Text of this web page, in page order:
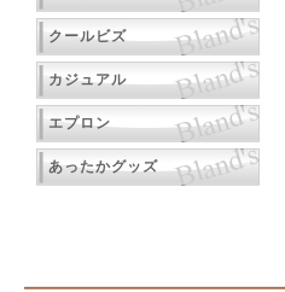
クールビズ
カジュアル
エプロン
あったかグッズ